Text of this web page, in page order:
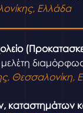
Ελλάδα
μελέτη
Θεσσαλονίκη,
καταστημάτων